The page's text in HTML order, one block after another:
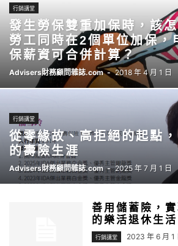
行銷講堂
發生勞保雙重加保時，該
勞工同時在2個單位加保，
保薪資可合併計算？
Advisers財務顧問雜誌.com - 2018 年 4 月 1 日
行銷講堂
從零緣故、高拒絕的起點
的壽險生涯
Advisers財務顧問雜誌.com - 2025 年 7 月 1 日
善用儲蓄險，
的樂活退休生活
行銷講堂 2023 年 6 月 1